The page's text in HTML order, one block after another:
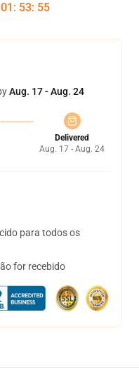
01 : 53: 54
Aug. 17 - Aug. 24
Delivered
Aug. 17 - Aug. 24
para todos os
for recebido